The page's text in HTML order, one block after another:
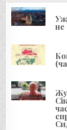
я
з
а
п
и
с
і
в
не